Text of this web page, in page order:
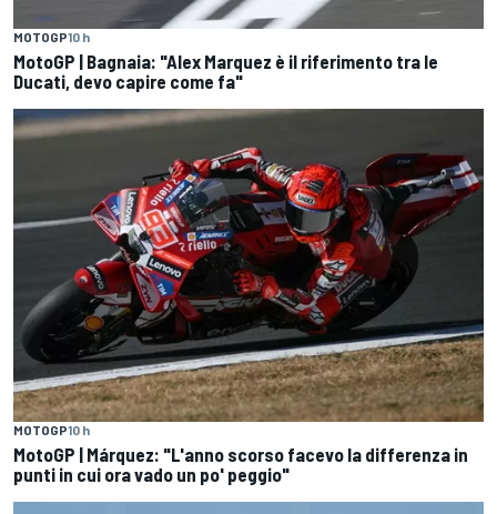
MOTOGP10 h
MotoGP | Bagnaia: "Alex Marquez è il riferimento tra le
Ducati, devo capire come fa"
MOTOGP10 h
MotoGP | Márquez: "L'anno scorso facevo la differenza in
punti in cui ora vado un po' peggio"